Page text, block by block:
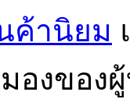
ค้านิยม
องขอ